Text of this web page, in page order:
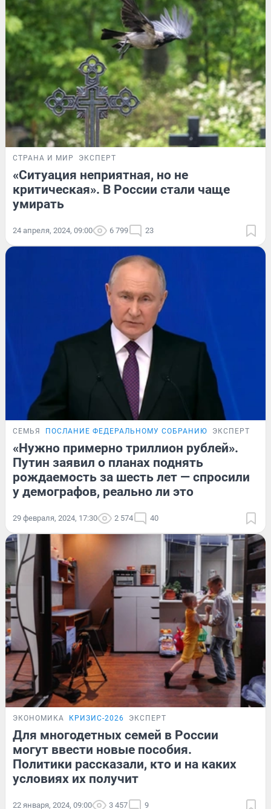
СТРАНА И МИР ЭКСПЕРТ
«Ситуация неприятная, но не
критическая». В России стали чаще
умирать
24 апреля, 2024, 09:00 6 799 23
СЕМЬЯ ПОСЛАНИЕ ФЕДЕРАЛЬНОМУ СОБРАНИЮ ЭКСПЕРТ
«Нужно примерно триллион рублей».
Путин заявил о планах поднять
рождаемость за шесть лет — спросили
у демографов, реально ли это
29 февраля, 2024, 17:30 2 574 40
ЭКОНОМИКА КРИЗИС-2026 ЭКСПЕРТ
Для многодетных семей в России
могут ввести новые пособия.
Политики рассказали, кто и на каких
условиях их получит
22 января, 2024, 09:00 3 457 9